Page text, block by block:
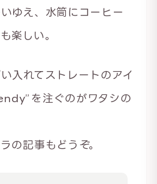
ゆえ、水筒にコーヒー
楽しい。
入れてストレートのアイ
を注ぐのがワタシの
の記事もどうぞ。